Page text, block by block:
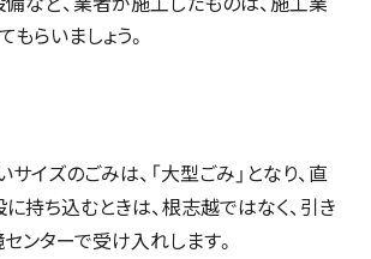
らいましょう。
イズのごみは、「大型ごみ」となり、直
持ち込むときは、根志越ではなく、引き
ンターで受け入れします。